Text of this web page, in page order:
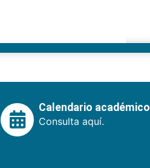
Calendario académico
Consulta aquí.